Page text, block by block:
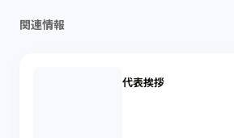
関連情報
代表挨拶